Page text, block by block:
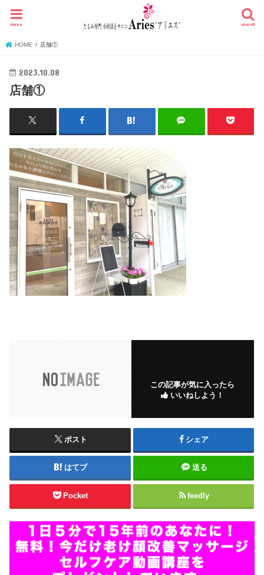
search
menu
HOME 店舗①
2023.10.08
店舗①
この記事が気に入ったら
いいねしよう！
ポスト シェア
はてブ 送る
Pocket feedly